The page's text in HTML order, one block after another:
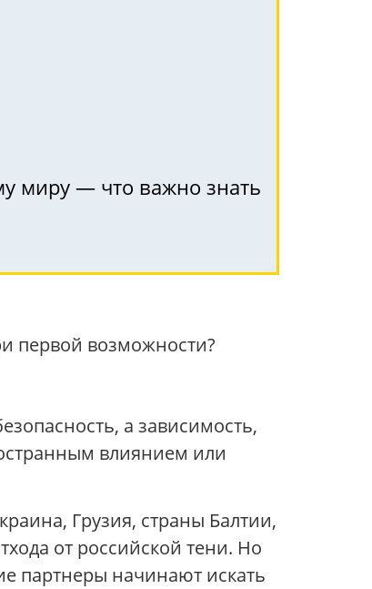
миру — что важно знать
первой возможности?
а зависимость,
влиянием или
Грузия, страны Балтии,
от российской тени. Но
партнеры начинают искать